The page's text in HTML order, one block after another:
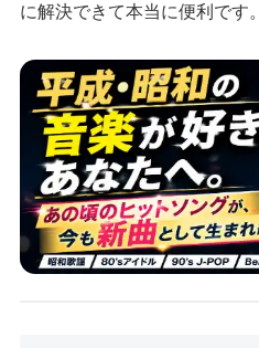
に解決できて本当に便利です。